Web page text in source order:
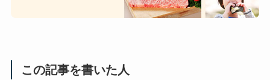
この記事を書いた人